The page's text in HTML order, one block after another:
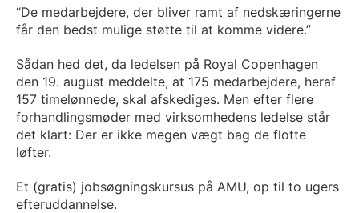
“De medarbejdere, der bliver ramt af nedskæringerne
får den bedst mulige støtte til at komme videre.”
Sådan hed det, da ledelsen på Royal Copenhagen
den 19. august meddelte, at 175 medarbejdere, heraf
157 timelønnede, skal afskediges. Men efter flere
forhandlingsmøder med virksomhedens ledelse står
det klart: Der er ikke megen vægt bag de flotte
løfter.
Et (gratis) jobsøgningskursus på AMU, op til to ugers
efteruddannelse.